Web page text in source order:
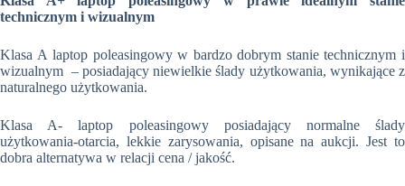
technicznym i wizualnym
Klasa A laptop poleasingowy w bardzo dobrym stanie technicznym i
wizualnym – posiadający niewielkie ślady użytkowania, wynikające z
naturalnego użytkowania.
Klasa A- laptop poleasingowy posiadający normalne ślady
użytkowania-otarcia, lekkie zarysowania, opisane na aukcji. Jest to
dobra alternatywa w relacji cena / jakość.